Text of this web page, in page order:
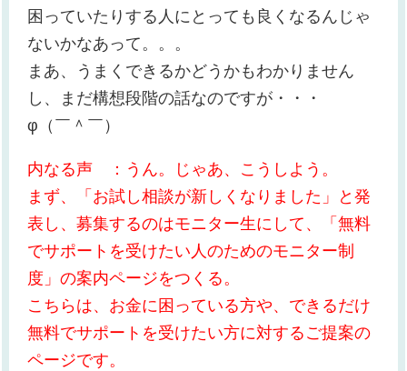
困っていたりする人にとっても良くなるんじゃ
ないかなあって。。。
まあ、うまくできるかどうかもわかりません
し、まだ構想段階の話なのですが・・・
φ（￣＾￣）
内なる声 ：うん。じゃあ、こうしよう。
まず、「お試し相談が新しくなりました」と発
表し、募集するのはモニター生にして、「無料
でサポートを受けたい人のためのモニター制
度」の案内ページをつくる。
こちらは、お金に困っている方や、できるだけ
無料でサポートを受けたい方に対するご提案の
ページです。